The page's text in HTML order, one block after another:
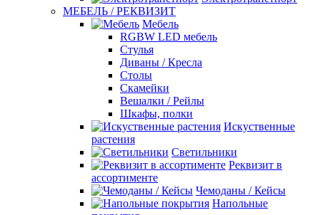
МЕБЕЛЬ / РЕКВИЗИТ
Мебель
RGBW LED мебель
Стулья
Диваны / Кресла
Столы
Скамейки
Вешалки / Рейлы
Шкафы, полки
Искуственные
растения
Светильники
Реквизит в
ассортименте
Чемоданы / Кейсы
Напольные